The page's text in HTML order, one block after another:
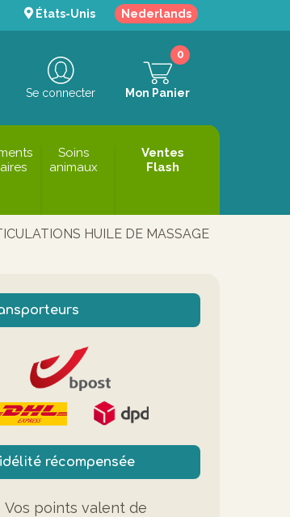
États-Unis Nederlands
Se connecter Mon Panier
0
Soins
animaux
Ventes
Flash
HUILE DE MASSAGE
récompensée
Vos points valent de